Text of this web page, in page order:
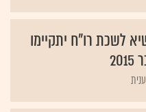
לשכת רו"ח יתקיימו